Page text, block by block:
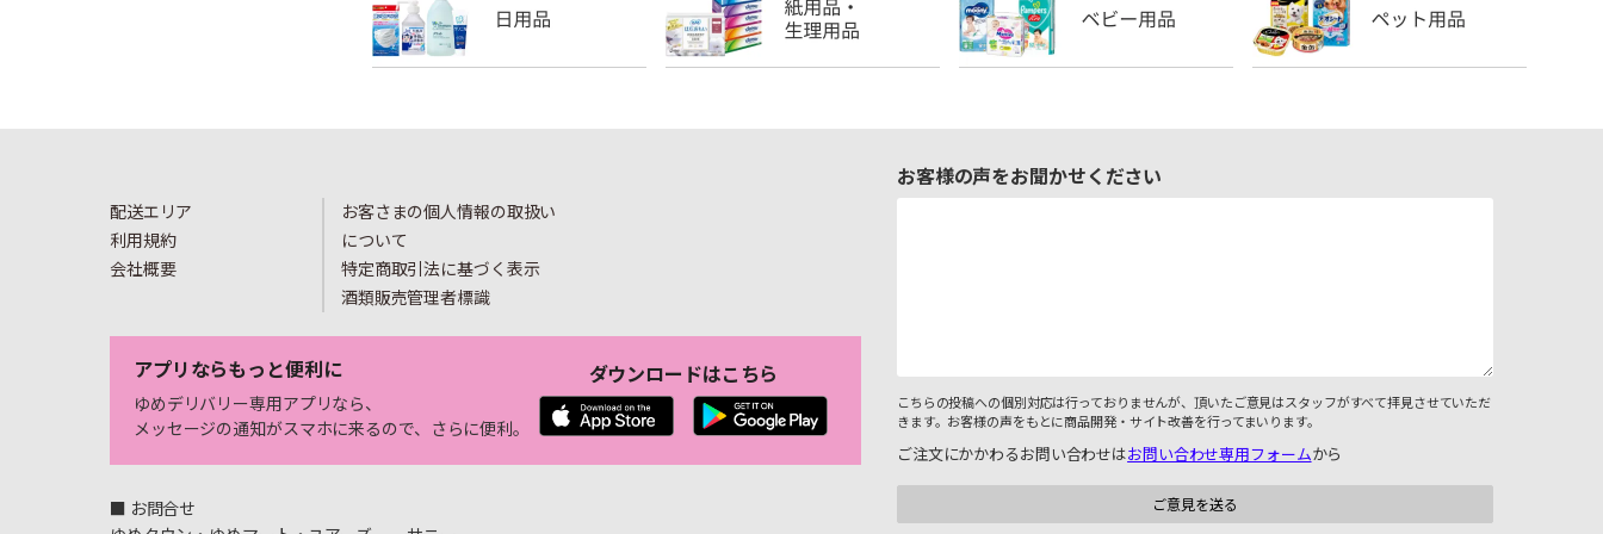
配送エリア
利用規約
会社概要
お客さまの個人情報の取扱い
について
特定商取引法に基づく表示
酒類販売管理者標識
アプリならもっと便利に
ゆめデリバリー専用アプリなら、
メッセージの通知がスマホに来るので、さらに便利。
ダウンロードはこちら
■ お問合せ
お客様の声をお聞かせください
こちらの投稿への個別対応は行っておりませんが、頂いたご意見はスタッフがすべて拝見させていただ
きます。お客様の声をもとに商品開発・サイト改善を行ってまいります。
ご注文にかかわるお問い合わせはお問い合わせ専用フォームから